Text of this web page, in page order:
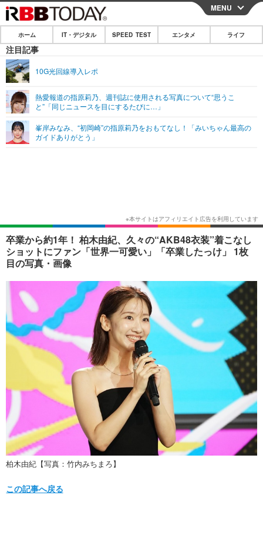
CLOSE
ホーム
IT・デジタル
ネタ
ショッピング その他
SPEED TEST
エンタメ
エンタメTOP
ショッピング その他
ライフ
MENU
ホーム IT・デジタル SPEED TEST エンタメ ライフ
注目記事
10G光回線導入レポ
熱愛報道の指原莉乃、週刊誌に使用される写真について“思うこ
と”「同じニュースを目にするたびに…」
峯岸みなみ、“初岡崎”の指原莉乃をおもてなし！「みいちゃん最高の
ガイドありがとう」
卒業から約1年！ 柏木由紀、久々の“AKB48衣装”着こなし
ショットにファン「世界一可愛い」「卒業したっけ」 1枚
目の写真・画像
柏木由紀【写真：竹内みちまろ】
この記事へ戻る